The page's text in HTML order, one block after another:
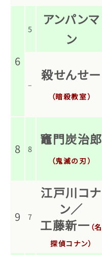
6
5
アンパンマ
ン
–
殺せんせー
（暗殺教室）
8 8
竈門炭治郎
（鬼滅の刃）
9 7
江戸川コナ
ン／
工藤新一 （名
探偵コナン）